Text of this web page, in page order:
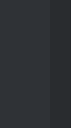
0 Voto(s) - 0 de
0 Voto(s) - 0 de
0 Voto(s) - 0 de
0 Voto(s) - 0 de
0 Voto(s) - 0 de